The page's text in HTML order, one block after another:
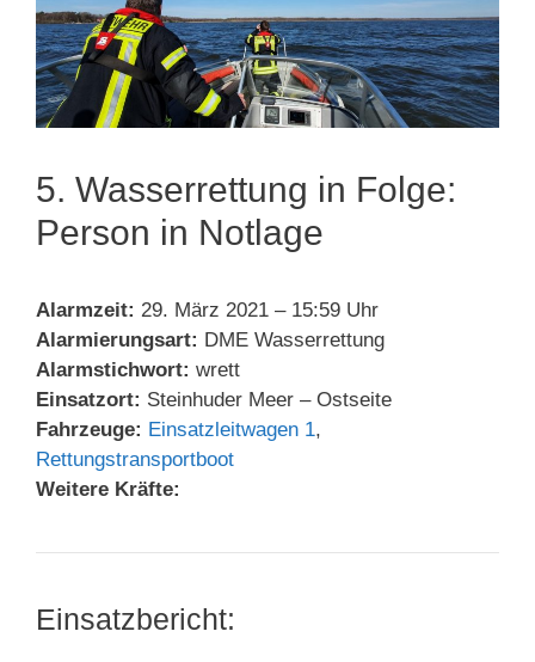
5. Wasserrettung in Folge:
Person in Notlage
Alarmzeit: 29. März 2021 – 15:59 Uhr
Alarmierungsart: DME Wasserrettung
Alarmstichwort: wrett
Einsatzort: Steinhuder Meer – Ostseite
Fahrzeuge: Einsatzleitwagen 1,
Rettungstransportboot
Weitere Kräfte:
Einsatzbericht: